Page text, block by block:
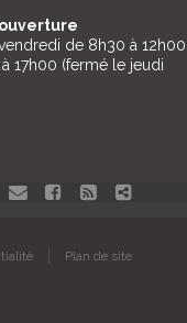
de 8h30 à 12h00
17h00 (fermé le jeudi
Aller
Aller
Plan de site